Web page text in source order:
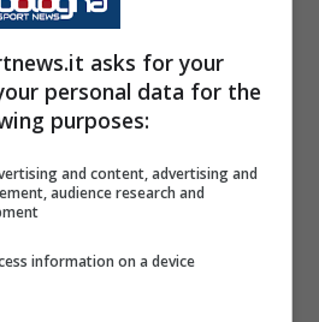
la sua.”
vittoria: “ Ci dà tre punti
a tutti e non dobbiamo
vicini anche gli altri
sono un po’ epiche e
stadio ti dà gioia.
asks for your
personal data for the
purposes:
and content, advertising and
audience research and
information on a device